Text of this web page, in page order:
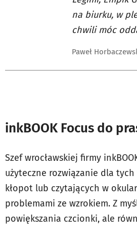
na biurku, w
chwili móc
Paweł
inkBOOK Focus do
Szef wrocławskiej firmy
użyteczne rozwiązanie dla
kłopot lub czytających w
problemami ze wzrokiem. Z
powiększania czcionki, ale